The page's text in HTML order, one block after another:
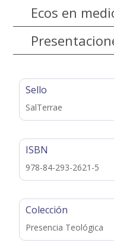
Ecos en
Sello
SalTerrae
ISBN
978-84-293-2621-5
Colección
Presencia Teológica